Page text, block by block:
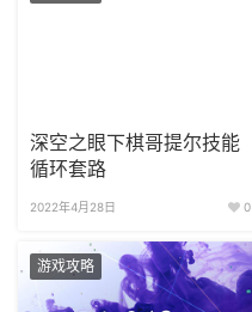
深空之眼下棋哥提尔技能
循环套路
2022年4月28日 0
游戏攻略